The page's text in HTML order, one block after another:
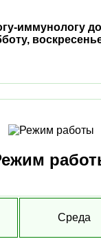
иммунологу
Среда